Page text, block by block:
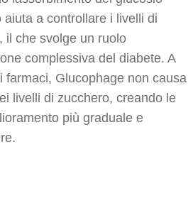
a controllare i livelli di
il che svolge un ruolo
complessiva del diabete. A
farmaci, Glucophage non causa
livelli di zucchero, creando le
più graduale e